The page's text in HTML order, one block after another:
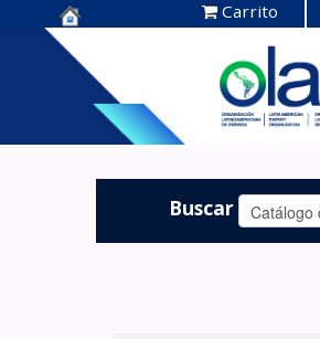
Centro de
Documentación
OLADE -
Carrito
Buscar